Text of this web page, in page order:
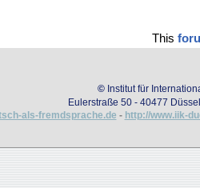
This
© Institut für
Eulerstraße 50 - 40477
als-fremdsprache.de - http://www.iik-